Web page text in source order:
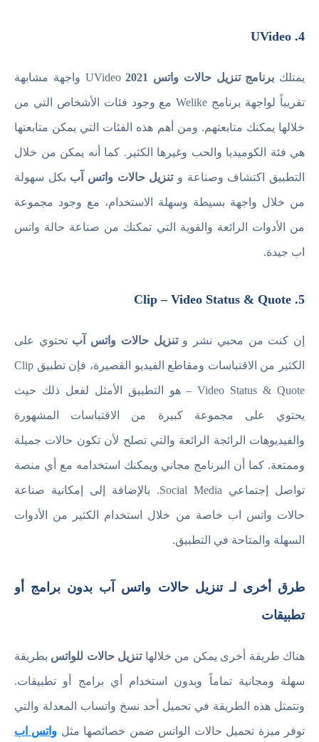
4. UVideo
يمتلك برنامج تنزيل حالات واتس 2021 UVideo واجهة مشابهة
تقريباً لواجهة برنامج Welike مع وجود فئات الأشخاص التي من
خلالها يمكنك متابعتهم. ومن أهم هذه الفئات التي يمكن متابعتها
هي فئة الكوميديا والحب وغيرها الكثير. كما أنه يمكن من خلال
التطبيق اكتشاف وصناعة وتنزيل حالات واتس آب بكل سهولة
من خلال واجهة بسيطة وسهلة الاستخدام، مع وجود مجموعة
من الأدوات الرائعة والقوية التي تمكنك من صناعة حالة واتس
اب جيدة.
5. Clip – Video Status & Quote
إن كنت من محبي نشر وتنزيل حالات واتس آب تحتوي على
الكثير من الاقتباسات ومقاطع الفيديو القصيرة، فإن تطبيق Clip
– Video Status & Quote هو التطبيق الأمثل لفعل ذلك حيث
يحتوي على مجموعة كبيرة من الاقتباسات المشهورة
والفيديوهات الرائجة الرائعة والتي تصلح لأن تكون حالات جميلة
وممتعة. كما أن البرنامج مجاني ويمكنك استخدامه مع أي منصة
تواصل إجتماعي Social Media. بالإضافة إلى إمكانية صناعة
حالات واتس اب خاصة من خلال استخدام الكثير من الأدوات
السهلة والمتاحة في التطبيق.
طرق أخرى لـ تنزيل حالات واتس آب بدون برامج أو
تطبيقات
هناك طريقة أخرى يمكن من خلالهاتنزيل حالات للواتس بطريقة
سهلة ومجانية تماماً وبدون استخدام أي برامج أو تطبيقات.
وتتمثل هذه الطريقة في تحميل أحد نسخ واتساب المعدلة والتي
توفر ميزة تحميل حالات الواتس ضمن خصائصها مثل واتس اب